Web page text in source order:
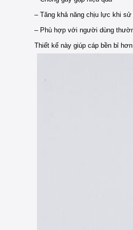
– Tăng khả năng chịu lực khi sử
– Phù hợp với người dùng
Thiết kế này giúp cáp bền bỉ